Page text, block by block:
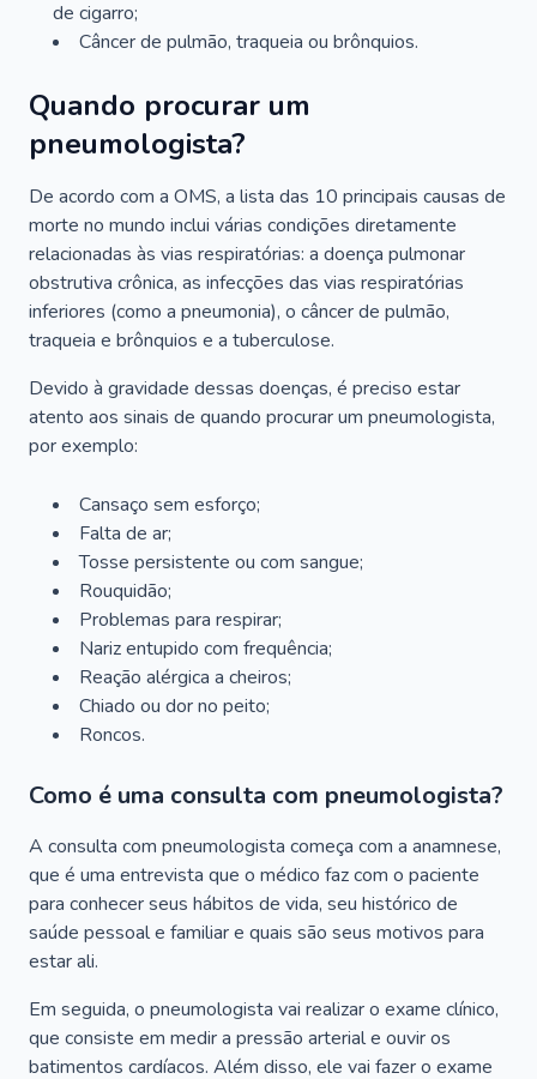
de cigarro;
Câncer de pulmão, traqueia ou brônquios.
Quando procurar um
pneumologista?
De acordo com a OMS, a lista das 10 principais causas de
morte no mundo inclui várias condições diretamente
relacionadas às vias respiratórias: a doença pulmonar
obstrutiva crônica, as infecções das vias respiratórias
inferiores (como a pneumonia), o câncer de pulmão,
traqueia e brônquios e a tuberculose.
Devido à gravidade dessas doenças, é preciso estar
atento aos sinais de quando procurar um pneumologista,
por exemplo:
Cansaço sem esforço;
Falta de ar;
Tosse persistente ou com sangue;
Rouquidão;
Problemas para respirar;
Nariz entupido com frequência;
Reação alérgica a cheiros;
Chiado ou dor no peito;
Roncos.
Como é uma consulta com pneumologista?
A consulta com pneumologista começa com a anamnese,
que é uma entrevista que o médico faz com o paciente
para conhecer seus hábitos de vida, seu histórico de
saúde pessoal e familiar e quais são seus motivos para
estar ali.
Em seguida, o pneumologista vai realizar o exame clínico,
que consiste em medir a pressão arterial e ouvir os
batimentos cardíacos. Além disso, ele vai fazer o exame